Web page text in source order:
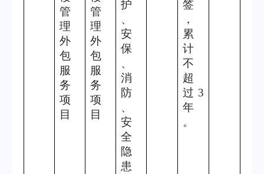
管
理
外
包
服
务
项
目
管
理
外
包
服
务
项
目
护
、
安
保
、
消
防
、
安
全
隐
患
签
，
累
计
不
超
过 3
年
。